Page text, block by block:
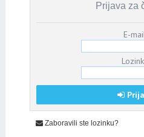
Prijava za
E-
Zaboravili ste lozinku?